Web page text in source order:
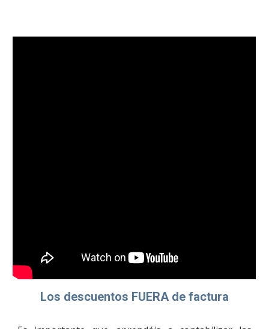
Los descuentos FUERA de factura